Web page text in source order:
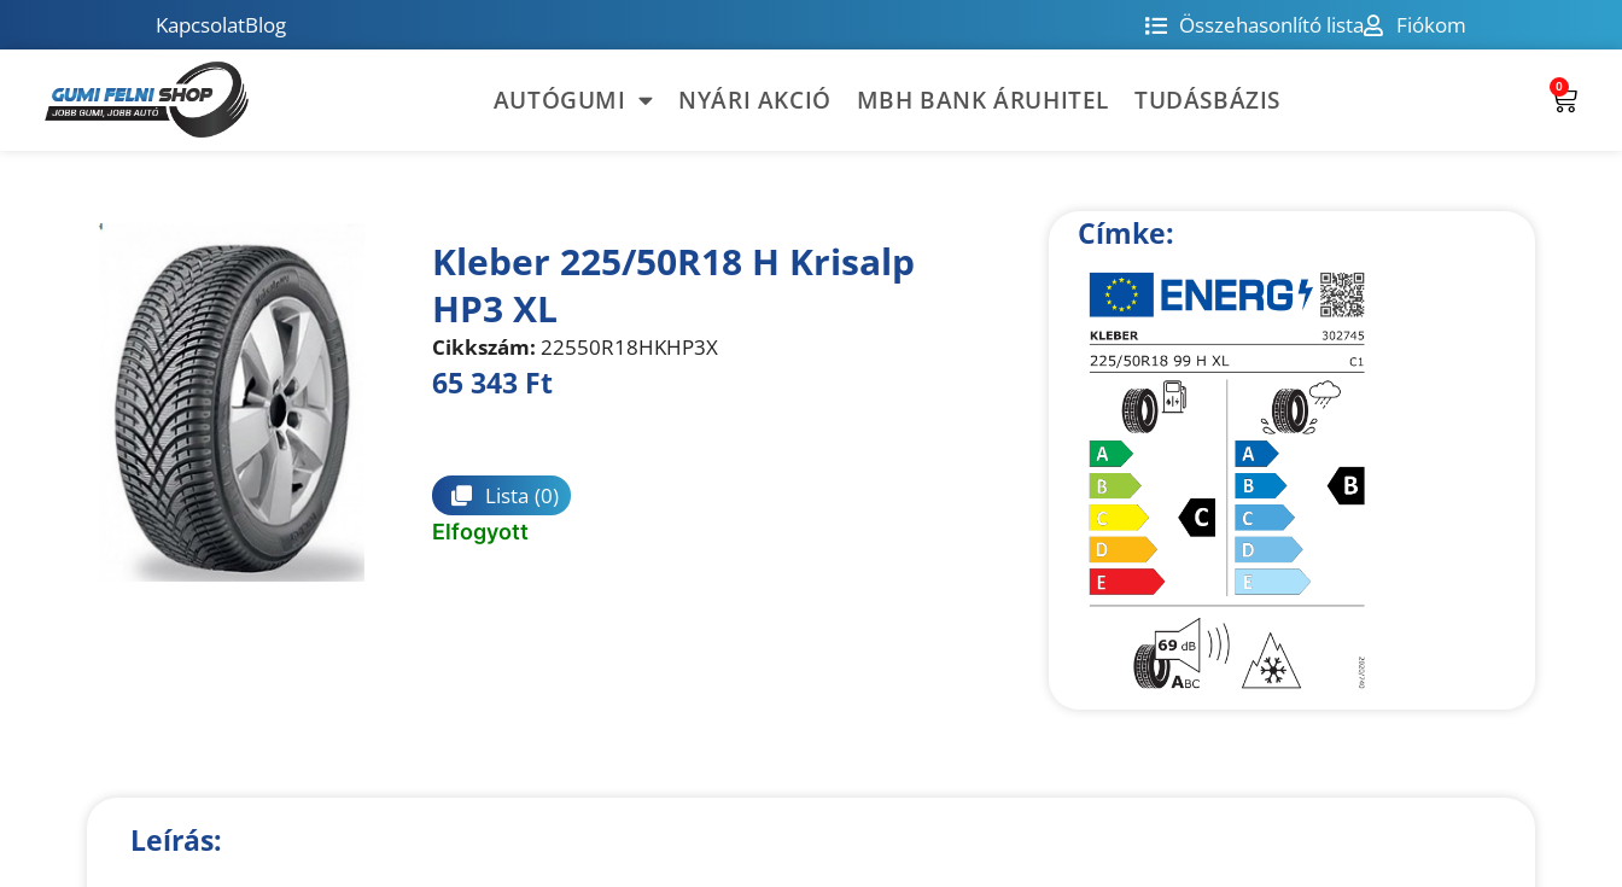
KapcsolatBlog Összehasonlító lista Fiókom
AUTÓGUMI NYÁRI AKCIÓ MBH BANK ÁRUHITEL TUDÁSBÁZIS 0
Kleber 225/50R18 H Krisalp
HP3 XL
Cikkszám: 22550R18HKHP3X
65 343 Ft
Lista (0)
Elfogyott
Címke:
Leírás: